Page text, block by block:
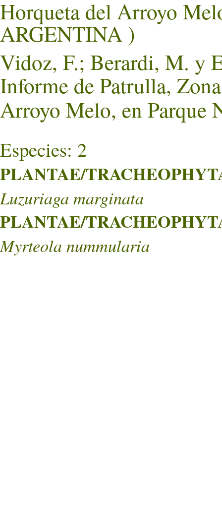
Horqueta del Arroyo
ARGENTINA )
Vidoz, F.; Berardi, M. y
Informe de Patrulla,
Arroyo Melo, en Parque
Especies: 2
PLANTAE/
Luzuriaga marginata
PLANTAE/
Myrteola nummularia